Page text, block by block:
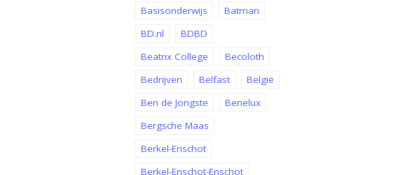
Basisonderwijs
Batman
BD.nl
BDBD
Beatrix College
Becoloth
Bedrijven
Belfast
België
Ben de Jongste
Benelux
Bergsche Maas
Berkel-Enschot
Berkel-Enschot-Enschot